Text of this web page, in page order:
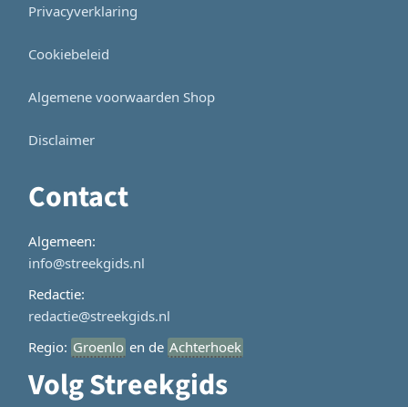
Privacyverklaring
Cookiebeleid
Algemene voorwaarden Shop
Disclaimer
Contact
Algemeen:
info@streekgids.nl
Redactie:
redactie@streekgids.nl
Regio: Groenlo en de Achterhoek
Volg Streekgids